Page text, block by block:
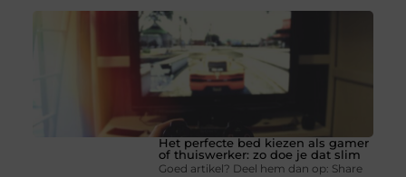
Het perfecte bed kiezen als gamer
of thuiswerker: zo doe je dat slim
Goed artikel? Deel hem dan op: Share